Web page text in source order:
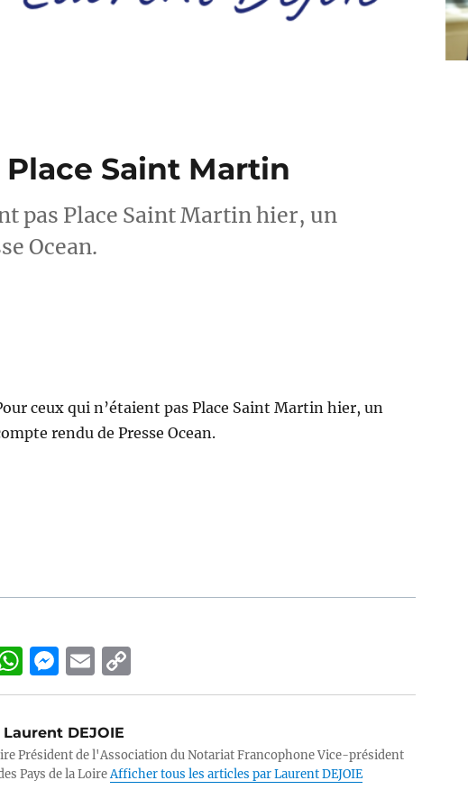
Saint Martin
pas Place Saint Martin hier, un
Ocean.
ceux qui n’étaient pas Place Saint Martin hier, un
rendu de Presse Ocean.
W
h
s
A
M
e
ss
e
n
E
m
ai
l
C
o
y
Li
DEJOIE
Président de l'Association du Notariat Francophone Vice-président
Pays de la LoireAfficher tous les articles par Laurent DEJOIE